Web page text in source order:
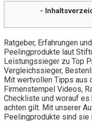
-
Ratgeber, Erfahrungen
Peelingprodukte laut
Leistungssieger zu Top
Vergleichssieger,
Mit wertvollen Tipps aus
Firmenstempel Videos,
Checkliste und worauf
achten gilt. Mit unserer
Peelingprodukte sind sie